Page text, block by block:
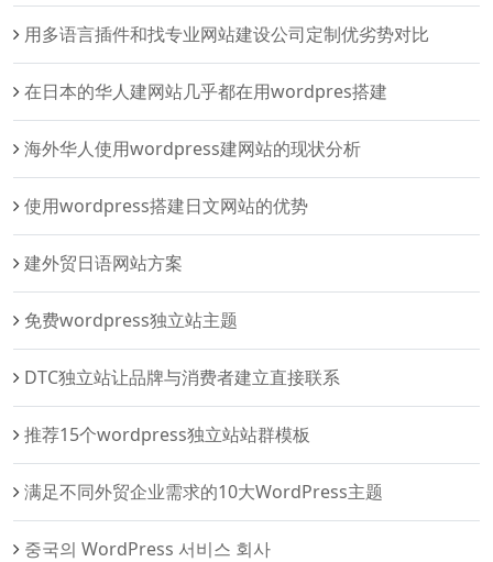
用多语言插件和找专业网站建设公司定制优劣势对比
在日本的华人建网站几乎都在用wordpres搭建
海外华人使用wordpress建网站的现状分析
使用wordpress搭建日文网站的优势
建外贸日语网站方案
免费wordpress独立站主题
DTC独立站让品牌与消费者建立直接联系
推荐15个wordpress独立站站群模板
满足不同外贸企业需求的10大WordPress主题
중국의 WordPress 서비스 회사